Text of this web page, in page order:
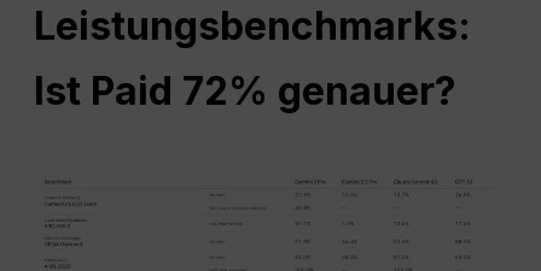
Leistungsbenchmarks:
Ist Paid 72% genauer?